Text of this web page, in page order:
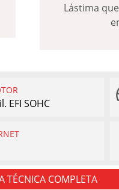
Lástima
EFI SOHC
TÉCNICA COMPLETA